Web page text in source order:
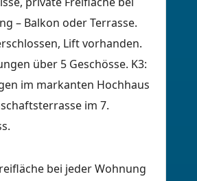
– Balkon oder Terrasse.
Lift vorhanden.
über 5 Geschösse. K3:
im markanten Hochhaus
im 7.
bei jeder Wohnung